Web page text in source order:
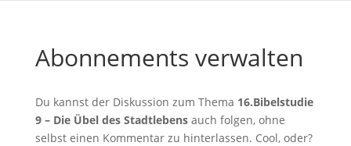
Abonnements verwalten
Du kannst der Diskussion zum Thema 16.Bibelstudie
9 – Die Übel des Stadtlebensauch folgen, ohne
selbst einen Kommentar zu hinterlassen. Cool, oder?